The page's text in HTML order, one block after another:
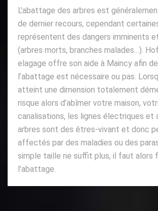
L'abattage des arbres est
de dernier recours, cependant
représentent des dangers imminents
(arbres morts, branches malades…).
elagage offre son aide à Maincy afin
l’abattage est nécessaire ou pas.
atteint une dimension totalement
risque alors d’abîmer votre maison,
canalisations, les lignes électriques et
arbres sont des êtres-vivant et donc
affectés par des maladies ou des
simple taille ne suffit plus, il faut alors
l’abattage.